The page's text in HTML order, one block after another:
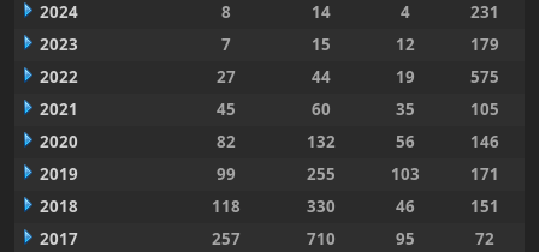
2024
8 14 4
231
2023
7 15 12
179
2022
27 44 19
575
2021
45 60 35
105
2020
82 132 56
146
2019
99 255 103
171
2018
118 330 46
151
2017
257 710 95
72